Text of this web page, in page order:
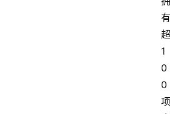
有
超
1
0
0
项